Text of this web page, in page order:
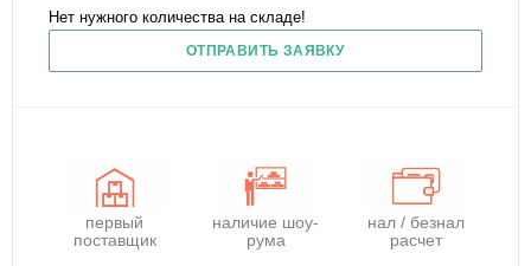
Нет нужного количества на складе!
ОТПРАВИТЬ ЗАЯВКУ
первый
поставщик
наличие шоу-
рума
нал / безнал
расчет